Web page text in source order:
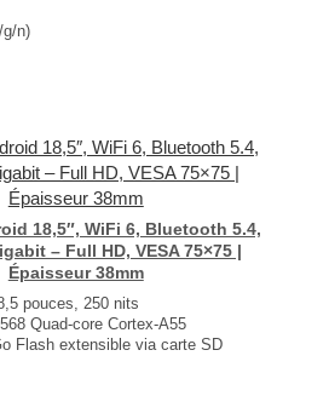
g/n)
18,5″, WiFi 6, Bluetooth 5.4,
– Full HD, VESA 75×75 |
Épaisseur 38mm
pouces, 250 nits
Quad-core Cortex-A55
Flash extensible via carte SD